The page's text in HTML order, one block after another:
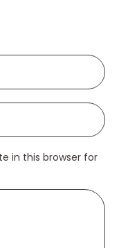
in this browser for